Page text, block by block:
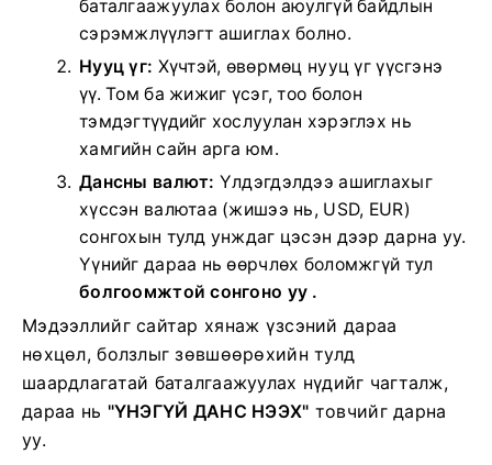
баталгаажуулах болон аюулгүй байдлын
сэрэмжлүүлэгт ашиглах болно.
Нууц үг: Хүчтэй, өвөрмөц нууц үг үүсгэнэ
үү. Том ба жижиг үсэг, тоо болон
тэмдэгтүүдийг хослуулан хэрэглэх нь
хамгийн сайн арга юм.
Дансны валют: Үлдэгдэлдээ ашиглахыг
хүссэн валютаа (жишээ нь, USD, EUR)
сонгохын тулд унждаг цэсэн дээр дарна уу.
Үүнийг дараа нь өөрчлөх боломжгүй тул
болгоомжтой сонгоно уу .
Мэдээллийг сайтар хянаж үзсэний дараа
нөхцөл, болзлыг зөвшөөрөхийн тулд
шаардлагатай баталгаажуулах нүдийг чагталж,
дараа нь "ҮНЭГҮЙ ДАНС НЭЭХ" товчийг дарна
уу.